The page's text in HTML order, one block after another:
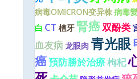
病毒OMICRON变异株病毒
白 CT 植牙 腎癌双酚类
血友病龙眼肉 青光眼
癌預防勝於治療枸杞